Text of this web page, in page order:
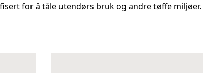
for å tåle utendørs bruk og andre tøffe miljøer.